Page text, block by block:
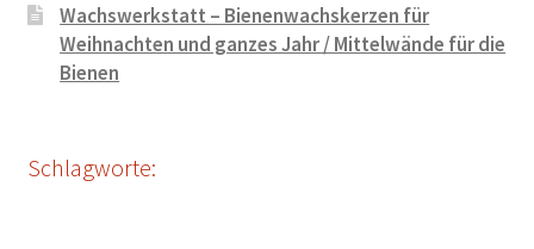
Wachswerkstatt – Bienenwachskerzen für
Weihnachten und ganzes Jahr / Mittelwände für die
Bienen
Schlagworte: